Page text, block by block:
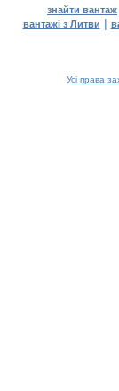
знайти вантаж
вантажі з Литви |
Усі права